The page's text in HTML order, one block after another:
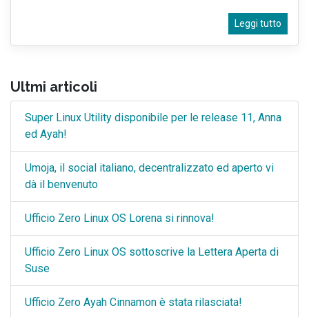
Leggi tutto
Ultmi articoli
Super Linux Utility disponibile per le release 11, Anna
ed Ayah!
Umoja, il social italiano, decentralizzato ed aperto vi
dà il benvenuto
Ufficio Zero Linux OS Lorena si rinnova!
Ufficio Zero Linux OS sottoscrive la Lettera Aperta di
Suse
Ufficio Zero Ayah Cinnamon è stata rilasciata!